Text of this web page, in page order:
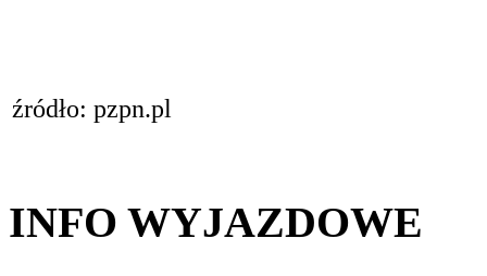
źródło: pzpn.pl
INFO WYJAZDOWE